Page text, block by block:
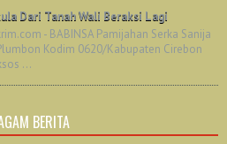
Dari Tanah Wali Beraksi Lagi
- BABINSA Pamijahan Serka Sanija
Kodim 0620/Kabupaten Cirebon
...
BERITA